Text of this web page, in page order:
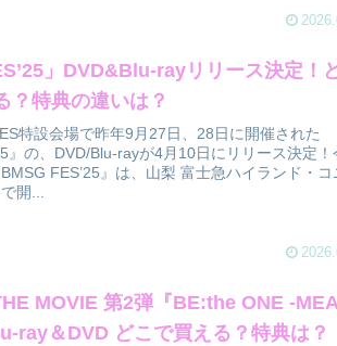
」DVD&Blu-rayリリース決定！
？特典の違いは？
特設会場で昨年9月27日、28日に開催された
』の、DVD/Blu-rayが4月10日にリリース決定！
FES’25』は、山梨 富士急ハイランド・コ
開...
MOVIE 第2弾『BE:the ONE -
ray＆DVD どこで買える？特典は？